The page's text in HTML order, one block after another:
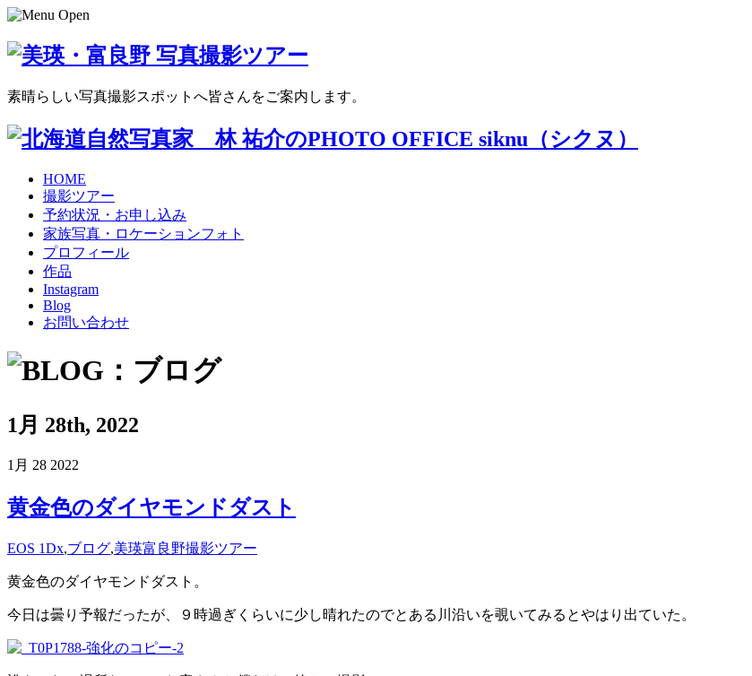
素晴らしい写真撮影スポットへ皆さんをご案内します。
HOME
撮影ツアー
予約状況・お申し込み
家族写真・ロケーションフォト
プロフィール
作品
Instagram
Blog
お問い合わせ
1月 28th, 2022
1月 28 2022
黄金色のダイヤモンドダスト
EOS 1Dx,ブログ,美瑛富良野撮影ツアー
黄金色のダイヤモンドダスト。
今日は曇り予報だったが、９時過ぎくらいに少し晴れたのでとある川沿いを覗いてみるとやはり出ていた。